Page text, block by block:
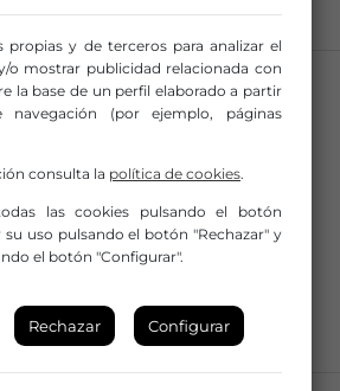
Lacárcel
es/bratia-3/
propias y de terceros para analizar el
o mostrar publicidad relacionada con
la base de un perfil elaborado a partir
(por ejemplo, páginas
consulta la política de cookies.
las cookies pulsando el botón
su uso pulsando el botón "Rechazar" y
el botón "Configurar".
Rechazar Configurar